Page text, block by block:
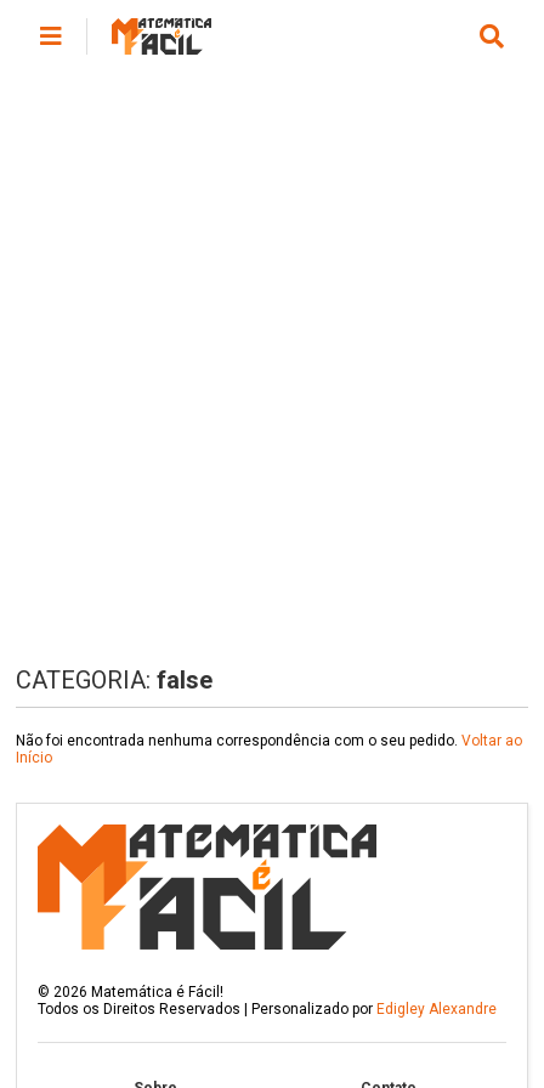
CATEGORIA:false
Não foi encontrada nenhuma correspondência com o seu pedido.Voltar ao
Início
©2026 Matemática é Fácil!
Todos os Direitos Reservados | Personalizado porEdigley Alexandre